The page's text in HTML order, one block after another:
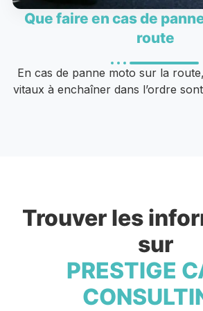
Que faire en cas de
route
En cas de panne moto sur la
vitaux à enchaîner dans l’ordre
Trouver les
sur
PRESTIGE